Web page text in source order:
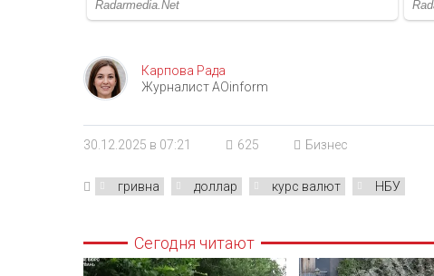
Карпова Рада
Журналист AOinform
30.12.2025 в 07:21 625 Бизнес
гривна доллар курс валют НБУ
Сегодня читают